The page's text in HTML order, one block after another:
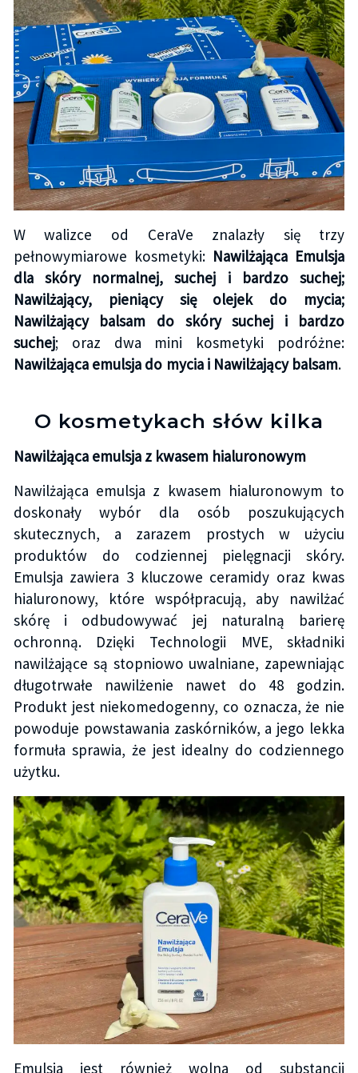
W walizce od CeraVe znalazły się trzy
pełnowymiarowe kosmetyki: Nawilżająca Emulsja
dla skóry normalnej, suchej i bardzo suchej;
Nawilżający, pieniący się olejek do mycia;
Nawilżający balsam do skóry suchej i bardzo
suchej; oraz dwa mini kosmetyki podróżne:
Nawilżająca emulsja do mycia i Nawilżający balsam.
O kosmetykach słów kilka
Nawilżająca emulsja z kwasem hialuronowym
Nawilżająca emulsja z kwasem hialuronowym to
doskonały wybór dla osób poszukujących
skutecznych, a zarazem prostych w użyciu
produktów do codziennej pielęgnacji skóry.
Emulsja zawiera 3 kluczowe ceramidy oraz kwas
hialuronowy, które współpracują, aby nawilżać
skórę i odbudowywać jej naturalną barierę
ochronną. Dzięki Technologii MVE, składniki
nawilżające są stopniowo uwalniane, zapewniając
długotrwałe nawilżenie nawet do 48 godzin.
Produkt jest niekomedogenny, co oznacza, że nie
powoduje powstawania zaskórników, a jego lekka
formuła sprawia, że jest idealny do codziennego
użytku.
Emulsja jest również wolna od substancji